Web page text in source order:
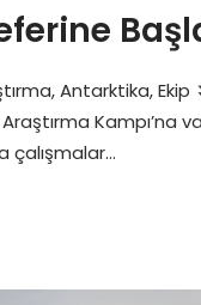
Antarktika,
Kampı’na
çalışmalar…